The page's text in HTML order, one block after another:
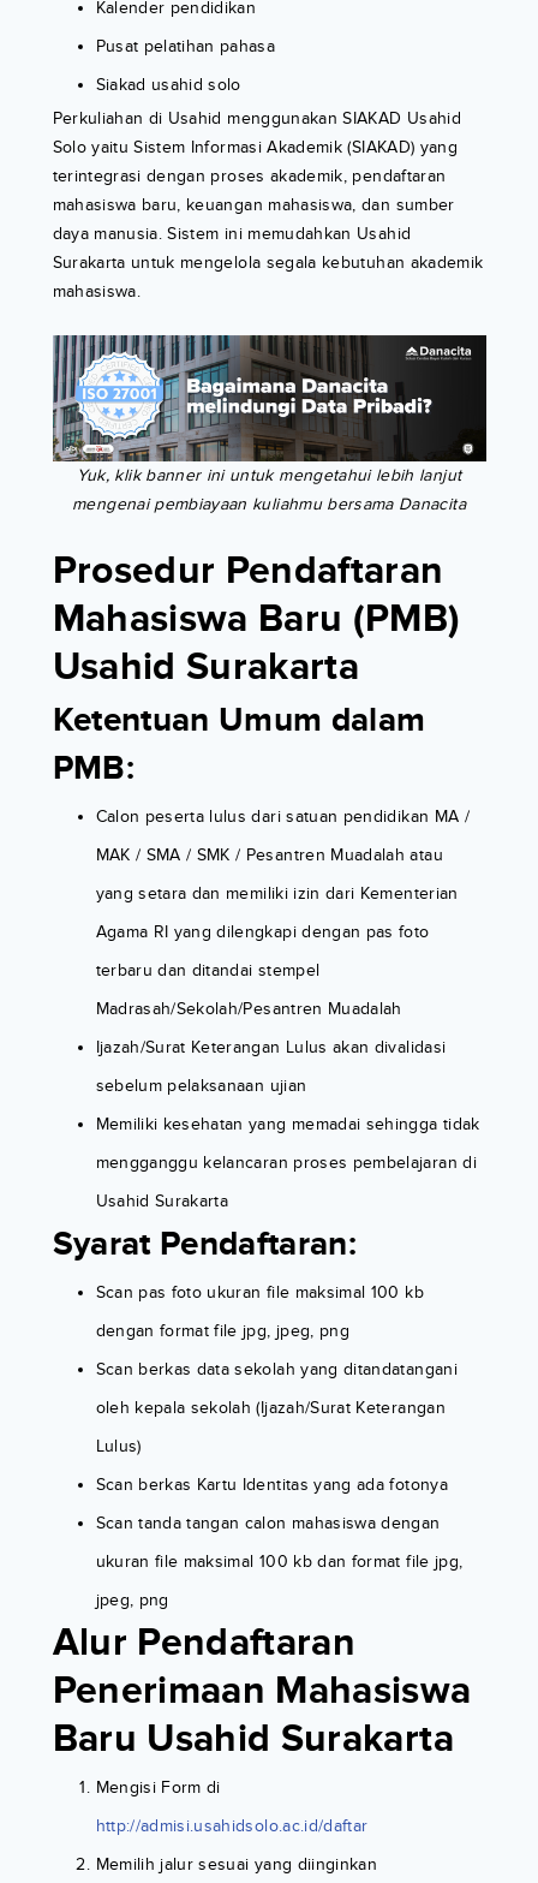
Kalender pendidikan
Pusat pelatihan pahasa
Siakad usahid solo
Perkuliahan di Usahid menggunakan SIAKAD Usahid
Solo yaitu Sistem Informasi Akademik (SIAKAD) yang
terintegrasi dengan proses akademik, pendaftaran
mahasiswa baru, keuangan mahasiswa, dan sumber
daya manusia. Sistem ini memudahkan Usahid
Surakarta untuk mengelola segala kebutuhan akademik
mahasiswa.
Yuk, klik banner ini untuk mengetahui lebih lanjut
mengenai pembiayaan kuliahmu bersama Danacita
Prosedur Pendaftaran
Mahasiswa Baru (PMB)
Usahid Surakarta
Ketentuan Umum dalam
PMB:
Calon peserta lulus dari satuan pendidikan MA /
MAK / SMA / SMK / Pesantren Muadalah atau
yang setara dan memiliki izin dari Kementerian
Agama RI yang dilengkapi dengan pas foto
terbaru dan ditandai stempel
Madrasah/Sekolah/Pesantren Muadalah
Ijazah/Surat Keterangan Lulus akan divalidasi
sebelum pelaksanaan ujian
Memiliki kesehatan yang memadai sehingga tidak
mengganggu kelancaran proses pembelajaran di
Usahid Surakarta
Syarat Pendaftaran:
Scan pas foto ukuran file maksimal 100 kb
dengan format file jpg, jpeg, png
Scan berkas data sekolah yang ditandatangani
oleh kepala sekolah (Ijazah/Surat Keterangan
Lulus)
Scan berkas Kartu Identitas yang ada fotonya
Scan tanda tangan calon mahasiswa dengan
ukuran file maksimal 100 kb dan format file jpg,
jpeg, png
Alur Pendaftaran
Penerimaan Mahasiswa
Baru Usahid Surakarta
Mengisi Form di
http://admisi.usahidsolo.ac.id/daftar
Memilih jalur sesuai yang diinginkan